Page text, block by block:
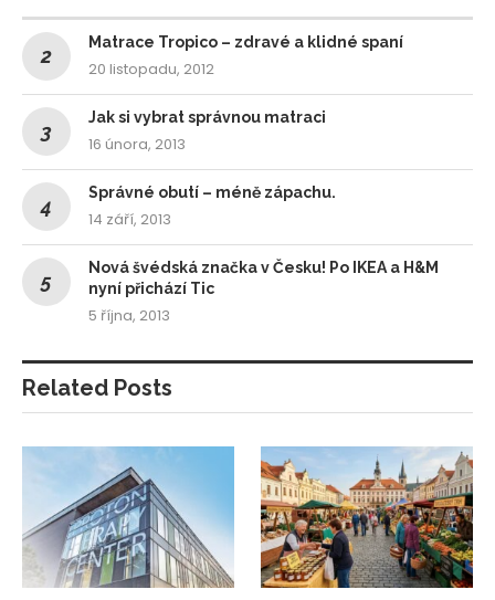
Matrace Tropico – zdravé a klidné spaní
20 listopadu, 2012
Jak si vybrat správnou matraci
16 února, 2013
Správné obutí – méně zápachu.
14 září, 2013
Nová švédská značka v Česku! Po IKEA a H&M
nyní přichází Tic
5 října, 2013
Related Posts